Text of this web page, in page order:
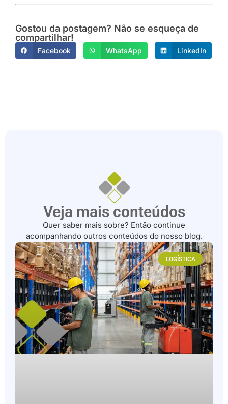
Gostou da postagem? Não se esqueça de
compartilhar!
Facebook WhatsApp LinkedIn
Veja mais conteúdos
Quer saber mais sobre? Então continue
acompanhando outros conteúdos do nosso blog.
LOGÍSTICA